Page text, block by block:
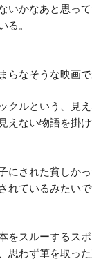
いかなあと思っ
。
なそうな映画で
クルという、見
えない物語を掛
にされた貧しか
れているみたい
をスルーするス
思わず筆を取っ